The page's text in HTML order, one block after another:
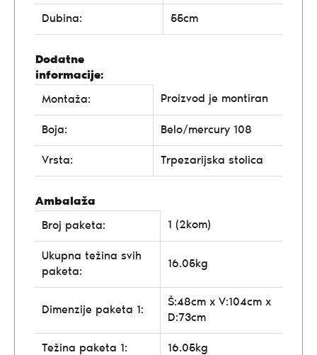
Dubina: 55cm
Dodatne
informacije:
Montaža:
Proizvod je montiran
Boja: Belo/mercury 108
Vrsta: Trpezarijska stolica
Ambalaža
Broj paketa:
1 (2kom)
Ukupna težina svih
paketa:
16.05kg
Dimenzije paketa 1:
Š:48cm x V:104cm x
D:73cm
Težina paketa 1: 16.05kg